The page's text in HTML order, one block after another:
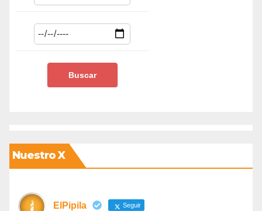
Nuestro X
ElPipila Seguir